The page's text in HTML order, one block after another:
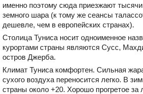
именно поэтому сюда приезжают тысячи
земного шара (к тому же сеансы
дешевле, чем в европейских странах).
Столица Туниса носит одноименное
курортами страны являются Сусс,
остров Джерба.
Климат Туниса комфортен. Сильная
сухого воздуха переносится легко. В
страны около +20. Хорошо прогретое за